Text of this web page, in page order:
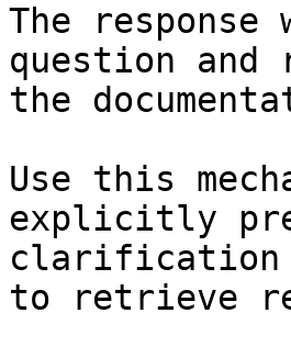
The
question and
the
Use this
explicitly
clarification